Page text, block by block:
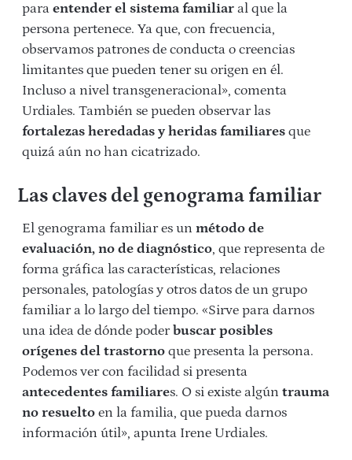
para entender el sistema familiar al que la
persona pertenece. Ya que, con frecuencia,
observamos patrones de conducta o creencias
limitantes que pueden tener su origen en él.
Incluso a nivel transgeneracional», comenta
Urdiales. También se pueden observar las
fortalezas heredadas y heridas familiares que
quizá aún no han cicatrizado.
Las claves del genograma familiar
El genograma familiar es un método de
evaluación, no de diagnóstico, que representa de
forma gráfica las características, relaciones
personales, patologías y otros datos de un grupo
familiar a lo largo del tiempo. «Sirve para darnos
una idea de dónde poderbuscar posibles
orígenes del trastorno que presenta la persona.
Podemos ver con facilidad si presenta
antecedentes familiares. O si existe algún trauma
no resuelto en la familia, que pueda darnos
información útil», apunta Irene Urdiales.